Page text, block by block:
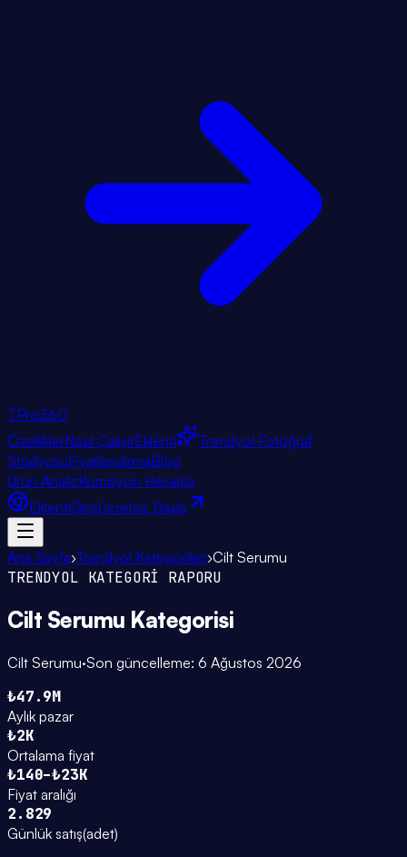
TPro360
ÖzelliklerNasıl ÇalışırEklenti
Trendyol Fotoğraf
StüdyosuFiyatlandırmaBlog
Ürün AnalizKomisyon Hesapla
EklentiGirişÜcretsiz Başla
Ana Sayfa›Trendyol Kategorileri›Cilt Serumu
TRENDYOL KATEGORİ RAPORU
Cilt Serumu Kategorisi
Cilt Serumu·Son güncelleme: 6 Ağustos 2026
₺47.9M
Aylık pazar
₺2K
Ortalama fiyat
₺140–₺23K
Fiyat aralığı
2.829
Günlük satış(adet)